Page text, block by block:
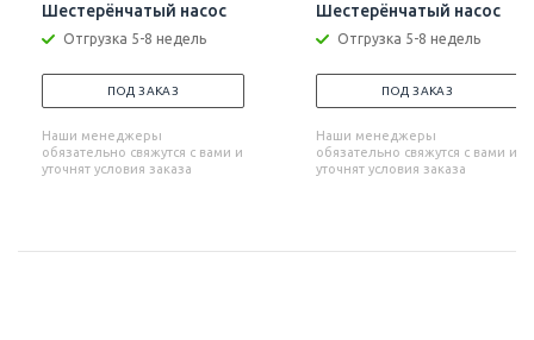
Шестерёнчатый насос
Отгрузка 5-8 недель
ПОД ЗАКАЗ
Наши менеджеры
обязательно свяжутся с вами и
уточнят условия заказа
Шестерёнчатый насос
Отгрузка 5-8 недель
ПОД ЗАКАЗ
Наши менеджеры
обязательно свяжутся с вами и
уточнят условия заказа